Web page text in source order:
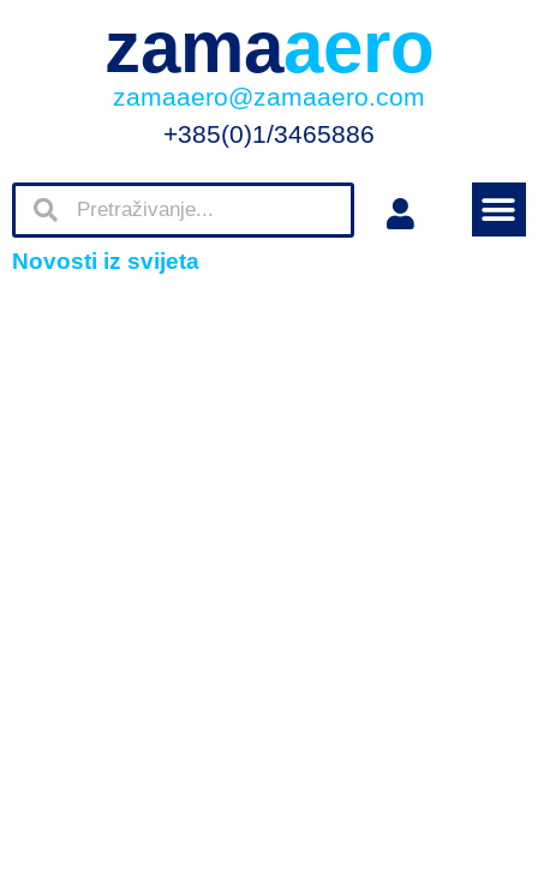
zamaaero
zamaaero@zamaaero.com
+385(0)1/3465886
Novosti iz svijeta